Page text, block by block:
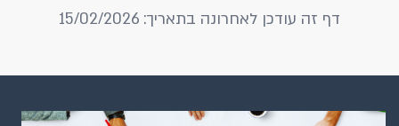
דף זה עודכן לאחרונה בתאריך: 15/02/2026